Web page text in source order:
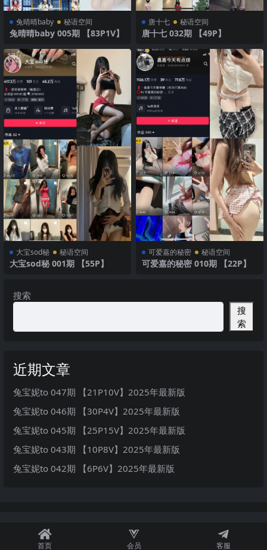
兔晴晴baby 秘语空间
兔晴晴baby 005期 【83P1V】
唐十七 秘语空间
唐十七 032期 【49P】
大宝sod秘 秘语空间
大宝sod秘 001期 【55P】
可爱嘉的秘密 秘语空间
可爱嘉的秘密 010期 【22P】
搜索
搜
索
近期文章
兔宝妮to 047期 【21P10V】2025年最新版
兔宝妮to 046期 【30P4V】2025年最新版
兔宝妮to 045期 【25P15V】2025年最新版
兔宝妮to 043期 【10P8V】2025年最新版
兔宝妮to 042期 【6P6V】2025年最新版
首页 会员 客服